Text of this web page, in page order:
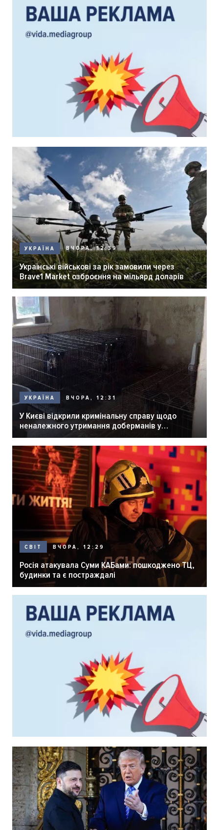
УКРАЇНА ВЧОРА, 12:39
Українські військові за рік замовили через
Brave1 Market озброєння на мільярд доларів
УКРАЇНА ВЧОРА, 12:31
У Києві відкрили кримінальну справу щодо
неналежного утримання доберманів у
розпліднику
СВІТ ВЧОРА, 12:29
Росія атакувала Суми КАБами: пошкоджено ТЦ,
будинки та є постраждалі